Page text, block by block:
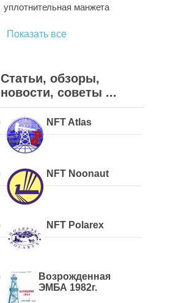
уплотнительная манжета
Показать все
Статьи, обзоры,
новости, советы ...
NFT Atlas
NFT Noonaut
NFT Polarex
Возрожденная
ЭМБА 1982г.